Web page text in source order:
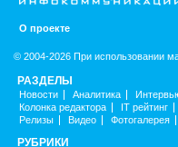
О проекте
© 2004-2026 При использовании
РАЗДЕЛЫ
Новости Аналитика
Колонка редактора
IT рейтинг
Релизы
Видео Фотогалерея
РУБРИКИ